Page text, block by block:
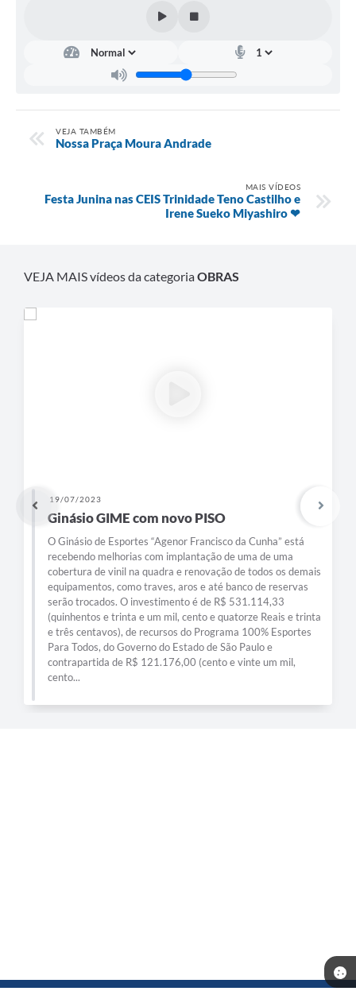
VEJA TAMBÉM
Nossa Praça Moura Andrade
MAIS VÍDEOS
Festa Junina nas CEIS Trinidade Teno Castilho e
Irene Sueko Miyashiro ❤
VEJA MAIS vídeos da categoriaOBRAS
19/07/2023
Ginásio GIME com novo PISO
O Ginásio de Esportes “Agenor Francisco da Cunha” está
recebendo melhorias com implantação de uma de uma
cobertura de vinil na quadra e renovação de todos os demais
equipamentos, como traves, aros e até banco de reservas
serão trocados. O investimento é de R$ 531.114,33
(quinhentos e trinta e um mil, cento e quatorze Reais e trinta
e três centavos), de recursos do Programa 100% Esportes
Para Todos, do Governo do Estado de São Paulo e
contrapartida de R$ 121.176,00 (cento e vinte um mil,
cento...